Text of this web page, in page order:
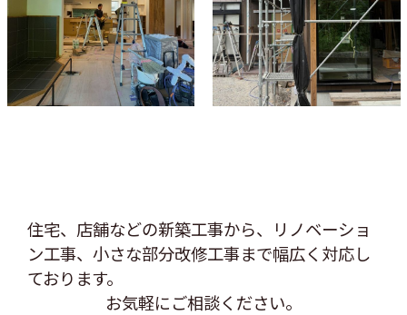
住宅、店舗などの新築工事から、リノベーショ
ン工事、 小さな部分改修工事まで幅広く対応し
ております。
お気軽にご相談ください。